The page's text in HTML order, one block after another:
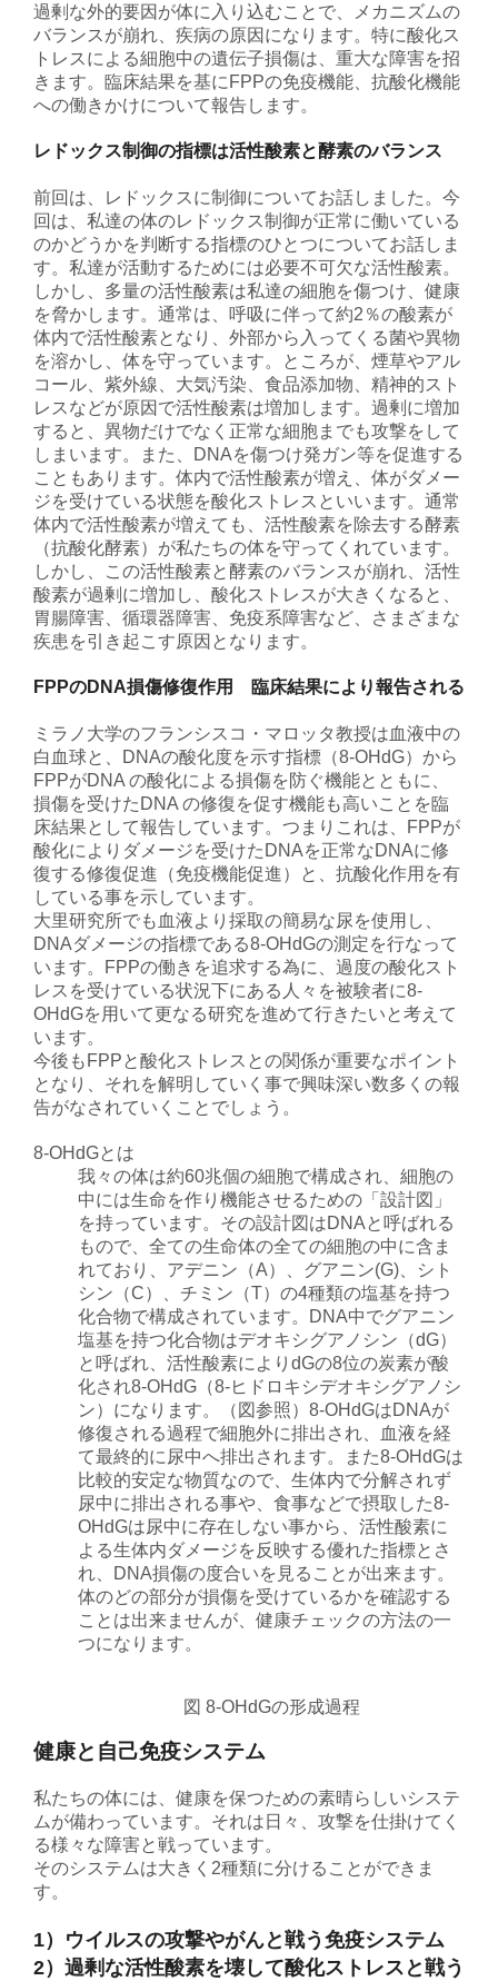
過剰な外的要因が体に入り込むことで、メカニズムの
バランスが崩れ、疾病の原因になります。特に酸化ス
トレスによる細胞中の遺伝子損傷は、重大な障害を招
きます。臨床結果を基にFPPの免疫機能、抗酸化機能
への働きかけについて報告します。
レドックス制御の指標は活性酸素と酵素のバランス
前回は、レドックスに制御についてお話しました。今
回は、私達の体のレドックス制御が正常に働いている
のかどうかを判断する指標のひとつについてお話しま
す。私達が活動するためには必要不可欠な活性酸素。
しかし、多量の活性酸素は私達の細胞を傷つけ、健康
を脅かします。通常は、呼吸に伴って約2％の酸素が
体内で活性酸素となり、外部から入ってくる菌や異物
を溶かし、体を守っています。ところが、煙草やアル
コール、紫外線、大気汚染、食品添加物、精神的スト
レスなどが原因で活性酸素は増加します。過剰に増加
すると、異物だけでなく正常な細胞までも攻撃をして
しまいます。また、DNAを傷つけ発ガン等を促進する
こともあります。体内で活性酸素が増え、体がダメー
ジを受けている状態を酸化ストレスといいます。通常
体内で活性酸素が増えても、活性酸素を除去する酵素
（抗酸化酵素）が私たちの体を守ってくれています。
しかし、この活性酸素と酵素のバランスが崩れ、活性
酸素が過剰に増加し、酸化ストレスが大きくなると、
胃腸障害、循環器障害、免疫系障害など、さまざまな
疾患を引き起こす原因となります。
FPPのDNA損傷修復作用 臨床結果により報告される
ミラノ大学のフランシスコ・マロッタ教授は血液中の
白血球と、DNAの酸化度を示す指標（8-OHdG）から
FPPがDNA の酸化による損傷を防ぐ機能とともに、
損傷を受けたDNA の修復を促す機能も高いことを臨
床結果として報告しています。つまりこれは、FPPが
酸化によりダメージを受けたDNAを正常なDNAに修
復する修復促進（免疫機能促進）と、抗酸化作用を有
している事を示しています。
大里研究所でも血液より採取の簡易な尿を使用し、
DNAダメージの指標である8-OHdGの測定を行なって
います。FPPの働きを追求する為に、過度の酸化スト
レスを受けている状況下にある人々を被験者に8-
OHdGを用いて更なる研究を進めて行きたいと考えて
います。
今後もFPPと酸化ストレスとの関係が重要なポイント
となり、それを解明していく事で興味深い数多くの報
告がなされていくことでしょう。
8-OHdGとは
我々の体は約60兆個の細胞で構成され、細胞の
中には生命を作り機能させるための「設計図」
を持っています。その設計図はDNAと呼ばれる
もので、全ての生命体の全ての細胞の中に含ま
れており、アデニン（A）、グアニン(G)、シト
シン（C）、チミン（T）の4種類の塩基を持つ
化合物で構成されています。DNA中でグアニン
塩基を持つ化合物はデオキシグアノシン（dG）
と呼ばれ、活性酸素によりdGの8位の炭素が酸
化され8-OHdG（8-ヒドロキシデオキシグアノシ
ン）になります。（図参照）8-OHdGはDNAが
修復される過程で細胞外に排出され、血液を経
て最終的に尿中へ排出されます。また8-OHdGは
比較的安定な物質なので、生体内で分解されず
尿中に排出される事や、食事などで摂取した8-
OHdGは尿中に存在しない事から、活性酸素に
よる生体内ダメージを反映する優れた指標とさ
れ、DNA損傷の度合いを見ることが出来ます。
体のどの部分が損傷を受けているかを確認する
ことは出来ませんが、健康チェックの方法の一
つになります。
図 8-OHdGの形成過程
健康と自己免疫システム
私たちの体には、健康を保つための素晴らしいシステ
ムが備わっています。それは日々、攻撃を仕掛けてく
る様々な障害と戦っています。
そのシステムは大きく2種類に分けることができま
す。
1）ウイルスの攻撃やがんと戦う免疫システム
2）過剰な活性酸素を壊して酸化ストレスと戦う